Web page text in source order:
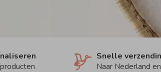
Snelle
Naar Nederland